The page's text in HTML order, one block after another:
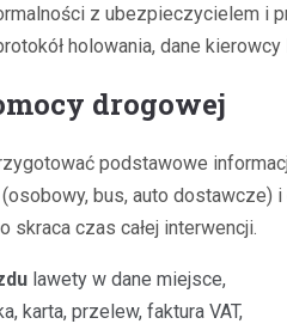
z ubezpieczycielem
holowania, dane
drogowej
podstawowe
bus, auto
skraca czas całej interwencji.
lawety w dane miejsce,
karta, przelew, faktura VAT,